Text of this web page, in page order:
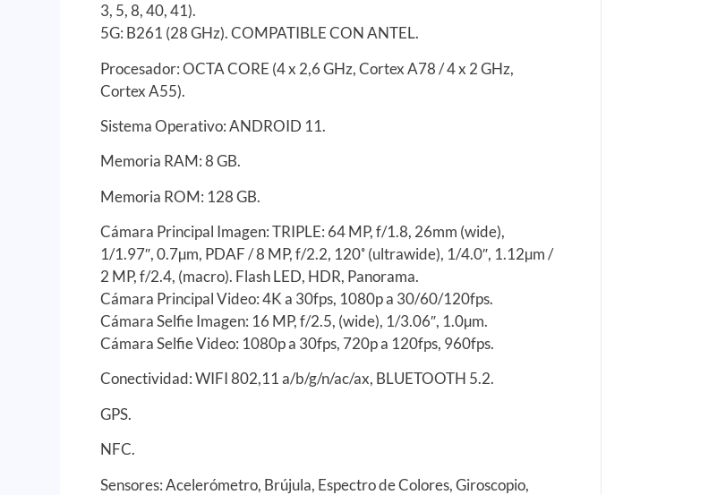
3, 5, 8, 40, 41).
5G: B261 (28 GHz). COMPATIBLE CON ANTEL.
Procesador: OCTA CORE (4 x 2,6 GHz, Cortex A78 / 4 x 2 GHz,
Cortex A55).
Sistema Operativo: ANDROID 11.
Memoria RAM: 8 GB.
Memoria ROM: 128 GB.
Cámara Principal Imagen: TRIPLE: 64 MP, f/1.8, 26mm (wide),
1/1.97″, 0.7µm, PDAF / 8 MP, f/2.2, 120˚ (ultrawide), 1/4.0″, 1.12µm /
2 MP, f/2.4, (macro). Flash LED, HDR, Panorama.
Cámara Principal Video: 4K a 30fps, 1080p a 30/60/120fps.
Cámara Selfie Imagen: 16 MP, f/2.5, (wide), 1/3.06″, 1.0µm.
Cámara Selfie Video: 1080p a 30fps, 720p a 120fps, 960fps.
Conectividad: WIFI 802,11 a/b/g/n/ac/ax, BLUETOOTH 5.2.
GPS.
NFC.
Sensores: Acelerómetro, Brújula, Espectro de Colores, Giroscopio,